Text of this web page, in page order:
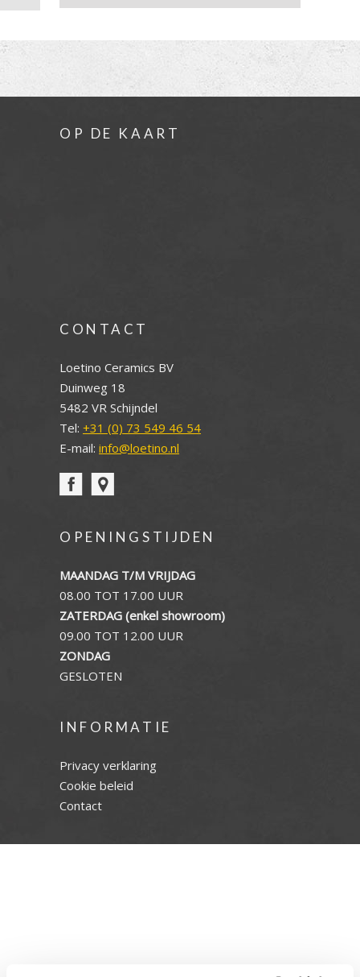
OP DE KAART
CONTACT
Loetino Ceramics BV
Duinweg 18
5482 VR Schijndel
Tel: +31 (0) 73 549 46 54
E-mail: info@loetino.nl
OPENINGSTIJDEN
MAANDAG T/M VRIJDAG
08.00 TOT 17.00 UUR
ZATERDAG (enkel showroom)
09.00 TOT 12.00 UUR
ZONDAG
GESLOTEN
INFORMATIE
Privacy verklaring
Cookie beleid
Contact